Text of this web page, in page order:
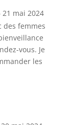
21 mai 2024
des femmes
vous. Je
les